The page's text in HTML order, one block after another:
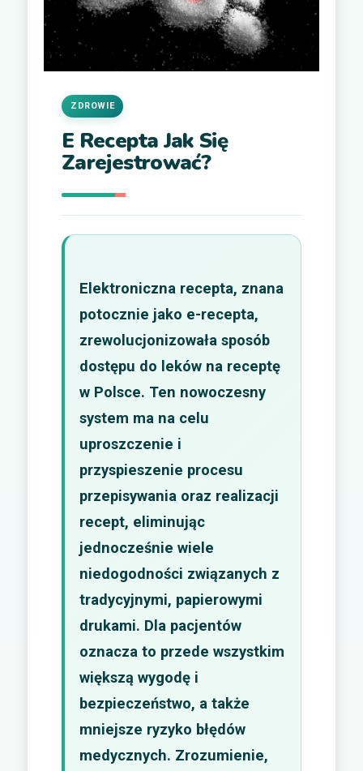
E Recepta Jak Się
Zarejestrować?
ZDROWIE
Elektroniczna recepta, znana
potocznie jako e-recepta,
zrewolucjonizowała sposób
dostępu do leków na receptę
w Polsce. Ten nowoczesny
system ma na celu
uproszczenie i
przyspieszenie procesu
przepisywania oraz realizacji
recept, eliminując
jednocześnie wiele
niedogodności związanych z
tradycyjnymi, papierowymi
drukami. Dla pacjentów
oznacza to przede wszystkim
większą wygodę i
bezpieczeństwo, a także
mniejsze ryzyko błędów
medycznych. Zrozumienie,